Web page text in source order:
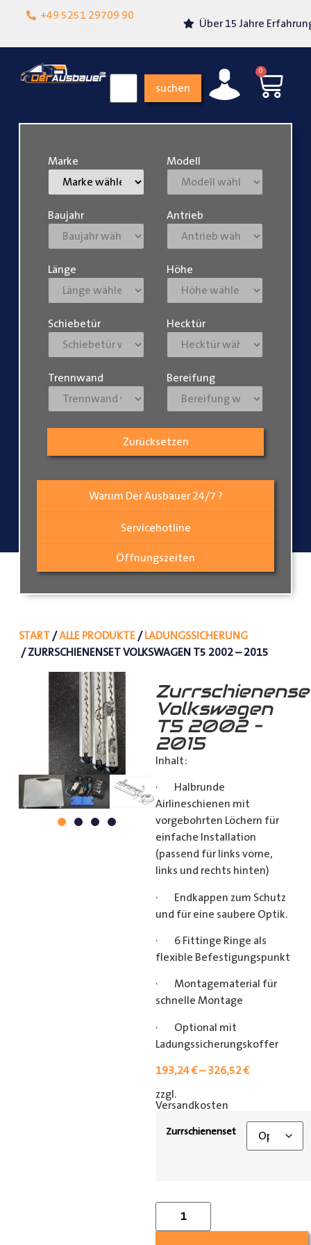
+49 5251 29709 90
Lokalgeschäft in
Über 15 Jahre Erfahrung
suchen
0
Warum Der Ausbauer 24/7 ?
Servicehotline
Öffnungszeiten
Marke Modell
Baujahr Antrieb
Länge Höhe
Schiebetür Hecktür
Trennwand Bereifung
Zurücksetzen
START/ALLE PRODUKTE/LADUNGSSICHERUNG
/ ZURRSCHIENENSET VOLKSWAGEN T5 2002 – 2015
Volkswagen
T5 2002 –
2015
Inhalt:
· Halbrunde
Airlineschienen mit
vorgebohrten Löchern für
einfache Installation
(passend für links vorne,
links und rechts hinten)
· Endkappen zum Schutz
und für eine saubere Optik.
· 6 Fittinge Ringe als
flexible Befestigungspunkt
· Montagematerial für
schnelle Montage
· Optional mit
Ladungssicherungskoffer
193,24€–326,52€
zzgl.
Versandkosten
Zurrschienenset